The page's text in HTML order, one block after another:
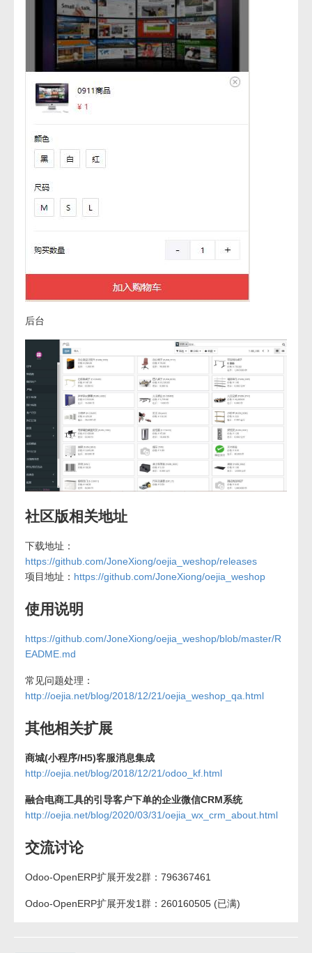
后台
社区版相关地址
下载地址：
https://github.com/JoneXiong/oejia_weshop/releases
项目地址： https://github.com/JoneXiong/oejia_weshop
使用说明
https://github.com/JoneXiong/oejia_weshop/blob/master/R
EADME.md
常见问题处理：
http://oejia.net/blog/2018/12/21/oejia_weshop_qa.html
其他相关扩展
商城(小程序/H5)客服消息集成
http://oejia.net/blog/2018/12/21/odoo_kf.html
融合电商工具的引导客户下单的企业微信CRM系统
http://oejia.net/blog/2020/03/31/oejia_wx_crm_about.html
交流讨论
Odoo-OpenERP扩展开发2群：796367461
Odoo-OpenERP扩展开发1群：260160505 (已满)